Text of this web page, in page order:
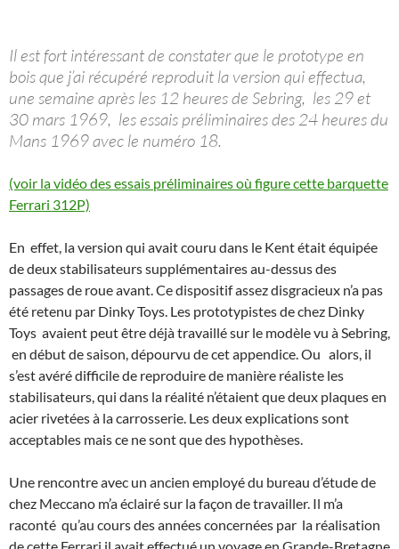
Il est fort intéressant de constater que le prototype en
bois que j’ai récupéré reproduit la version qui effectua,
une semaine après les 12 heures de Sebring, les 29 et
30 mars 1969, les essais préliminaires des 24 heures du
Mans 1969 avec le numéro 18.
(voir la vidéo des essais préliminaires où figure cette barquette
Ferrari 312P)
En effet, la version qui avait couru dans le Kent était équipée
de deux stabilisateurs supplémentaires au-dessus des
passages de roue avant. Ce dispositif assez disgracieux n’a pas
été retenu par Dinky Toys. Les prototypistes de chez Dinky
Toys avaient peut être déjà travaillé sur le modèle vu à Sebring,
en début de saison, dépourvu de cet appendice. Ou alors, il
s’est avéré difficile de reproduire de manière réaliste les
stabilisateurs, qui dans la réalité n’étaient que deux plaques en
acier rivetées à la carrosserie. Les deux explications sont
acceptables mais ce ne sont que des hypothèses.
Une rencontre avec un ancien employé du bureau d’étude de
chez Meccano m’a éclairé sur la façon de travailler. Il m’a
raconté qu’au cours des années concernées par la réalisation
de cette Ferrari il avait effectué un voyage en Grande-Bretagne